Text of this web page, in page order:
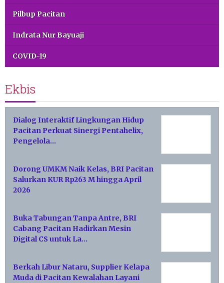
Pilbup Pacitan
Indrata Nur Bayuaji
COVID-19
Ekbis
Dialog Interaktif Lingkungan Hidup
Pacitan Perkuat Sinergi Pentahelix,
Pengelola…
Dorong UMKM Naik Kelas, BRI Pacitan
Salurkan KUR Rp263 M hingga April
2026
Buka Tabungan Tanpa Antre, BRI
Cabang Pacitan Hadirkan Mesin
Digital CS untuk La…
Berkah Libur Nataru, Supplier Kelapa
Muda di Pacitan Kewalahan Layani